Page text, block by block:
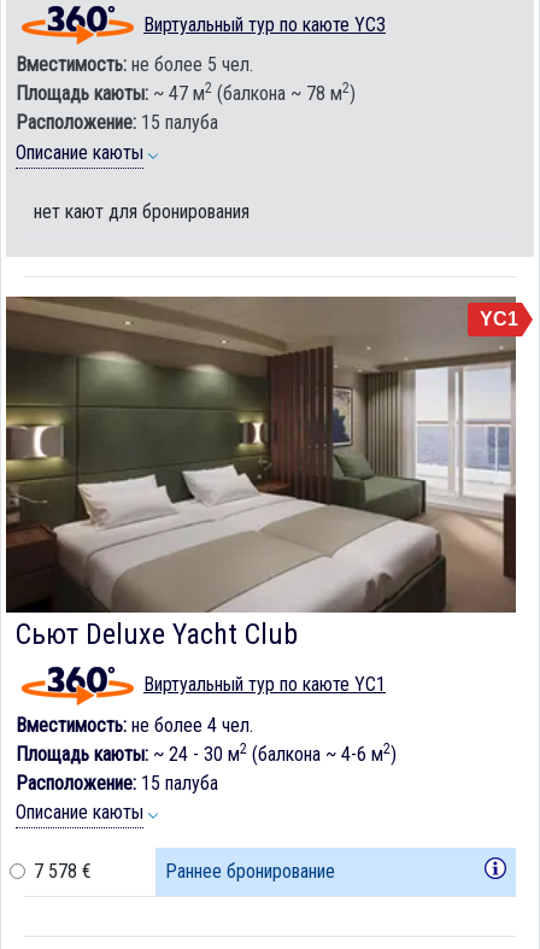
Виртуальный тур по каюте YC3
Вместимость: не более 5 чел.
Площадь каюты: ~ 47 м2 (балкона ~ 78 м2)
Расположение: 15 палуба
Описание каюты
нет кают для бронирования
YC1
Сьют Deluxe Yacht Club
Виртуальный тур по каюте YC1
Вместимость: не более 4 чел.
Площадь каюты: ~ 24 - 30 м2 (балкона ~ 4-6 м2)
Расположение: 15 палуба
Описание каюты
7 578 € Раннее бронирование